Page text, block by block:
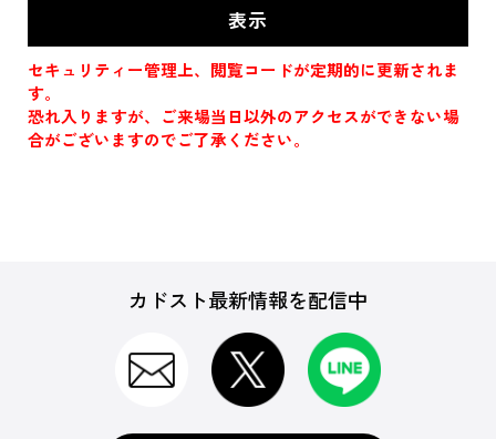
セキュリティー管理上、閲覧コードが定期的に更新されま
す。
恐れ入りますが、ご来場当日以外のアクセスができない場
合がございますのでご了承ください。
カドスト最新情報を配信中